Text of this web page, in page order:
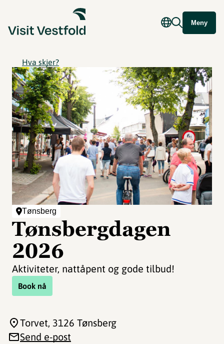
Meny
Hva skjer?
Tønsberg
Tønsbergdagen
2026
Aktiviteter, nattåpent og gode tilbud!
Book nå
Torvet, 3126 Tønsberg
Send e-post